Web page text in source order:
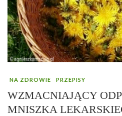
NA ZDROWIE PRZEPISY
WZMACNIAJĄCY
MNISZKA